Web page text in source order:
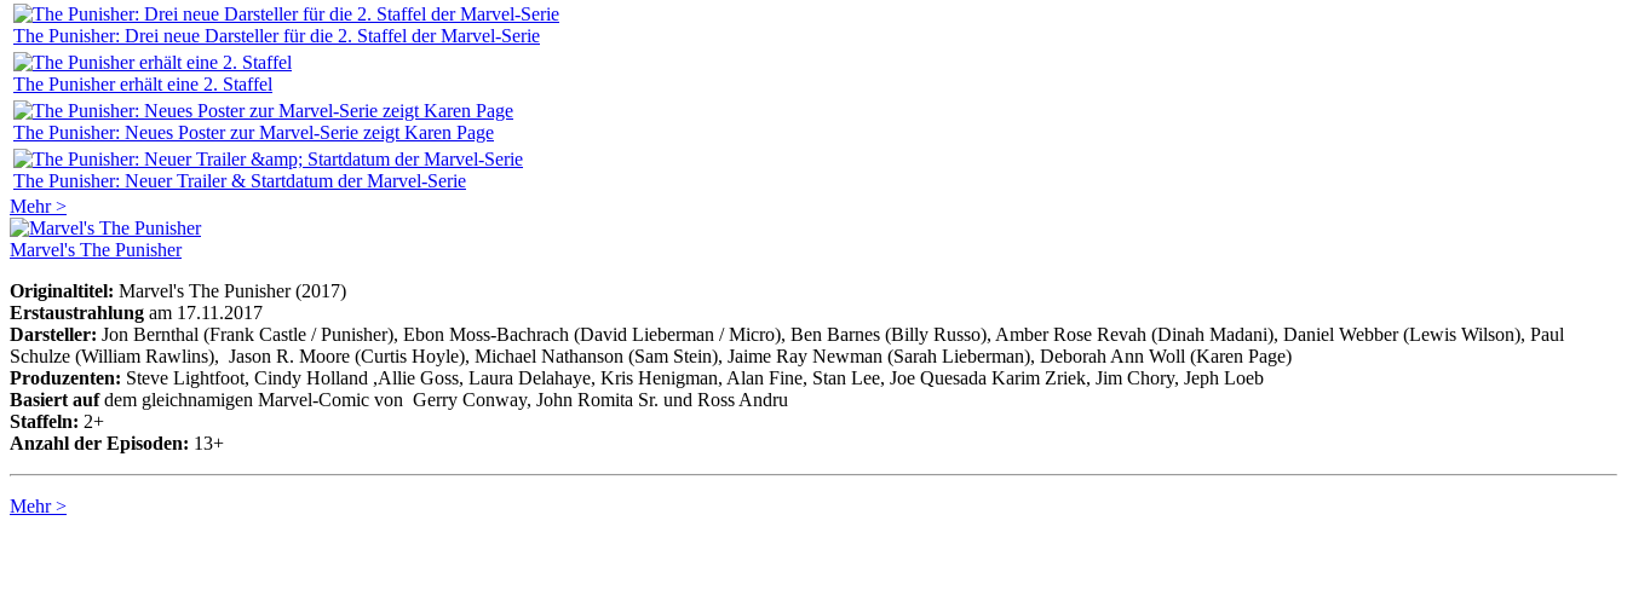
The Punisher: Drei neue Darsteller für die 2. Staffel der Marvel-Serie
The Punisher erhält eine 2. Staffel
The Punisher: Neues Poster zur Marvel-Serie zeigt Karen Page
The Punisher: Neuer Trailer & Startdatum der Marvel-Serie
Mehr >
Marvel's The Punisher
Originaltitel: Marvel's The Punisher (2017)
Erstaustrahlung am 17.11.2017
Darsteller: Jon Bernthal (Frank Castle / Punisher), Ebon Moss-Bachrach (David Lieberman / Micro), Ben Barnes (Billy Russo), Amber Rose Revah (Dinah Madani), Daniel Webber (Lewis Wilson), Paul
Schulze (William Rawlins), Jason R. Moore (Curtis Hoyle), Michael Nathanson (Sam Stein), Jaime Ray Newman (Sarah Lieberman), Deborah Ann Woll (Karen Page)
Produzenten: Steve Lightfoot, Cindy Holland ,Allie Goss, Laura Delahaye, Kris Henigman, Alan Fine, Stan Lee, Joe Quesada Karim Zriek, Jim Chory, Jeph Loeb
Basiert aufdem gleichnamigen Marvel-Comic von Gerry Conway, John Romita Sr. und Ross Andru
Staffeln: 2+
Anzahl der Episoden: 13+
Mehr >